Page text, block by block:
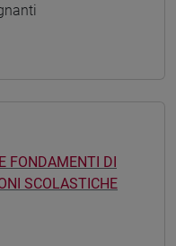
FONDAMENTI DI
SCOLASTICHE